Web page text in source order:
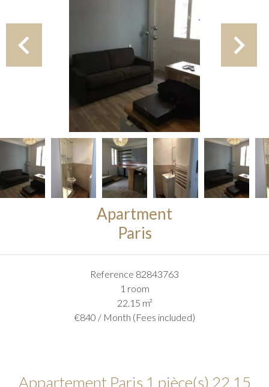
Apartment
Paris
Reference 82843763
1 room
22.15 m²
€840 / Month (Fees included)
Appartement Paris 1 pièce(s) 22.15